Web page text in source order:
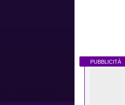
PUBBLICITÀ